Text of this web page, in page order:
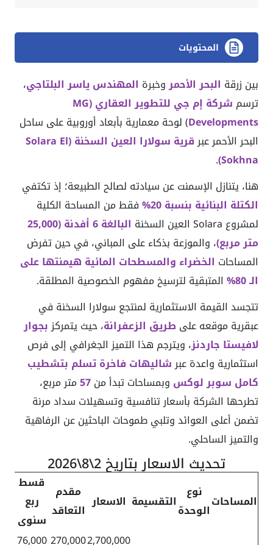
المحتويات
بين زرقة البحر الأحمروخبرة المهندس ياسر البلتاجي،
ترسم
شركة إم جي للتطوير العقاري (MG
Developments) لوحة معمارية بأبعاد أوروبية على ساحل
البحر الأحمر عبر
قرية سولارا العين السخنة (Solara El
Sokhna)
.
هنا، يتنازل الإسمنت عن سيادته لصالح الطبيعة؛ إذ تكتفي
الكتلة البنائية بنسبة 20%
فقط من المساحة الكلية
لمشروع Solara العين السخنة
البالغة 6 أفدنة (25,000
متر مربع)، والموزعة بذكاء على المباني، في حين تفرض
المساحات الخضراء والمسطحات المائية هيمنتها على
الـ 80%
المتبقية لترسيخ مفهوم الخصوصية المطلقة.
تتجسد القيمة الاستثمارية لمنتجع سولارا السخنة في
عبقرية موقعه على طريق الزعفرانة، حيث يتمركزبجوار
لافيستا جاردنز، ويترجم هذا التميز الجغرافي إلى فرص
استثمارية واعدة عبرشاليهات فاخرة تسلم بتشطيب
كامل سوبر لوكس وبمساحات تبدأ من57متر مربع،
تطرحها الشركة بأسعار تنافسية وتسهيلات سداد مرنة
تضمن أعلى العوائد وتلبي طموحات الباحثين عن الرفاهية
والتميز الساحلي.
تحديث الاسعار بتاريخ 2\8\2026
المساحات
نوع
الوحدةالتقسيمة الاسعار
مقدم
التعاقد
قسط
ربع
سنوى
2,700,000
270,000
76,000